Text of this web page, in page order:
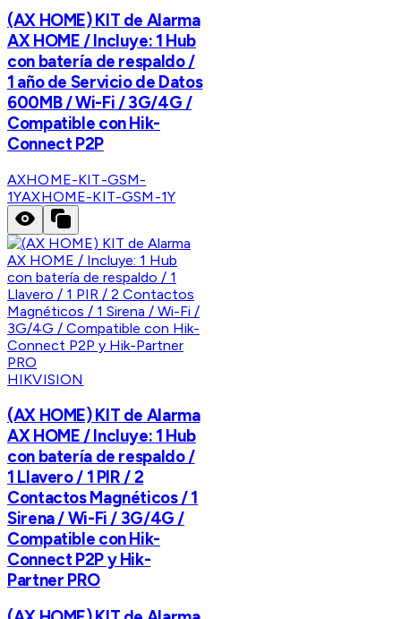
(AX HOME) KIT de Alarma
AX HOME / Incluye: 1 Hub
con batería de respaldo /
1 año de Servicio de Datos
600MB / Wi-Fi / 3G/4G /
Compatible con Hik-
Connect P2P
AXHOME-KIT-GSM-
1YAXHOME-KIT-GSM-1Y
HIKVISION
(AX HOME) KIT de Alarma
AX HOME / Incluye: 1 Hub
con batería de respaldo /
1 Llavero / 1 PIR / 2
Contactos Magnéticos / 1
Sirena / Wi-Fi / 3G/4G /
Compatible con Hik-
Connect P2P y Hik-
Partner PRO